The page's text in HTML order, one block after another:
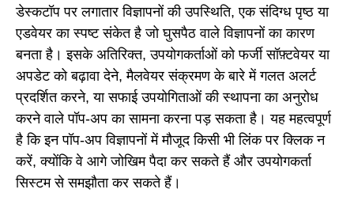
डेस्कटॉप पर लगातार विज्ञापनों की उपस्थिति, एक संदिग्ध पृष्ठ या
एडवेयर का स्पष्ट संकेत है जो घुसपैठ वाले विज्ञापनों का कारण
बनता है। इसके अतिरिक्त, उपयोगकर्ताओं को फर्जी सॉफ़्टवेयर या
अपडेट को बढ़ावा देने, मैलवेयर संक्रमण के बारे में गलत अलर्ट
प्रदर्शित करने, या सफाई उपयोगिताओं की स्थापना का अनुरोध
करने वाले पॉप-अप का सामना करना पड़ सकता है। यह महत्वपूर्ण
है कि इन पॉप-अप विज्ञापनों में मौजूद किसी भी लिंक पर क्लिक न
करें, क्योंकि वे आगे जोखिम पैदा कर सकते हैं और उपयोगकर्ता
सिस्टम से समझौता कर सकते हैं।